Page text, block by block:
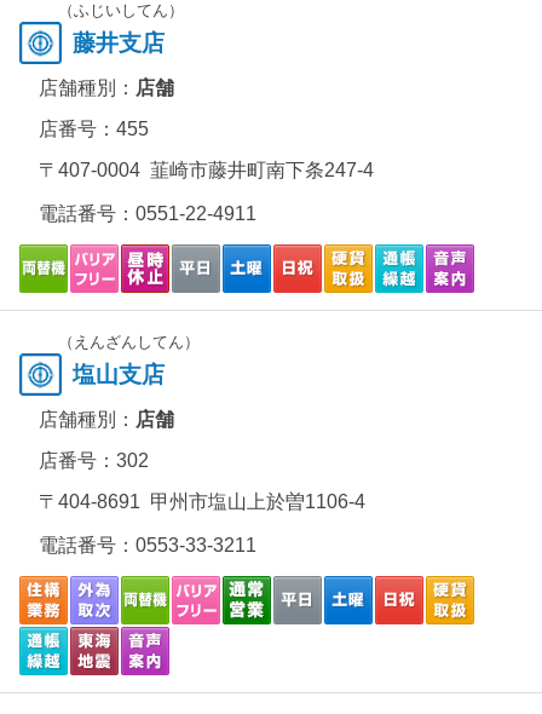
（ふじいしてん）
藤井支店
店舗種別： 店舗
店番号：455
〒407-0004 韮崎市藤井町南下条247-4
電話番号： 0551-22-4911
（えんざんしてん）
塩山支店
店舗種別： 店舗
店番号：302
〒404-8691 甲州市塩山上於曽1106-4
電話番号： 0553-33-3211